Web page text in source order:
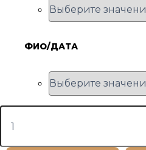
ФИО/ДАТА
Количество
товара